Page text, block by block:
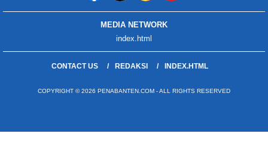
MEDIA NETWORK
index.html
CONTACT US REDAKSI INDEX.HTML
COPYRIGHT © 2026 PENABANTEN.COM - ALL RIGHTS RESERVED